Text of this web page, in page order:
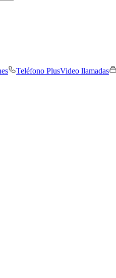
Teléfono PlusVideo llamadas